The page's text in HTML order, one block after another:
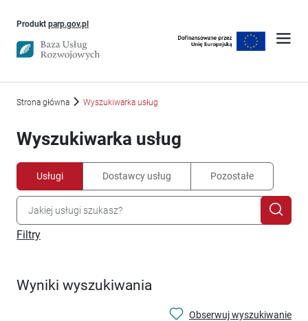
Produkt parp.gov.plUwaga, link otworzy się w nowym oknie
Strona główna Wyszukiwarka usług
Wyszukiwarka usług
Usługi Dostawcy usług Pozostałe
Filtry
Wyniki wyszukiwania
Obserwuj wyszukiwanie